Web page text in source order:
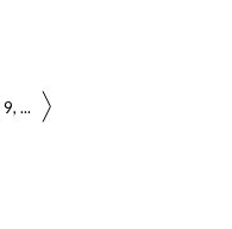
9 ...